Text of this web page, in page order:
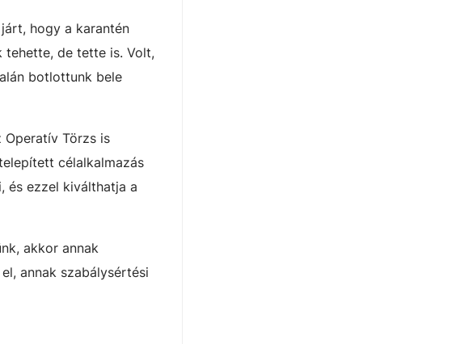
hogy a karantén
tehette, de tette is. Volt,
botlottunk bele
Törzs is
célalkalmazás
és ezzel kiválthatja a
akkor annak
annak szabálysértési